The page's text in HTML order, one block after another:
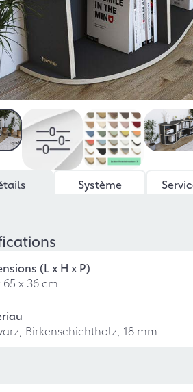
Système
(L x H x P)
65 x 36 cm
Birkenschichtholz, 18 mm